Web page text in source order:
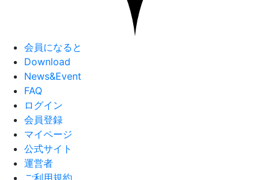
会員になると
Download
News&Event
FAQ
ログイン
会員登録
マイページ
公式サイト
運営者
ご利用規約